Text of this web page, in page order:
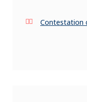
Contestation